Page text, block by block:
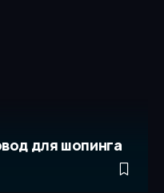
для шопинга